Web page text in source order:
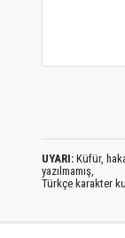
UYARI: Küfür,
yazılmamış,
Türkçe karakter